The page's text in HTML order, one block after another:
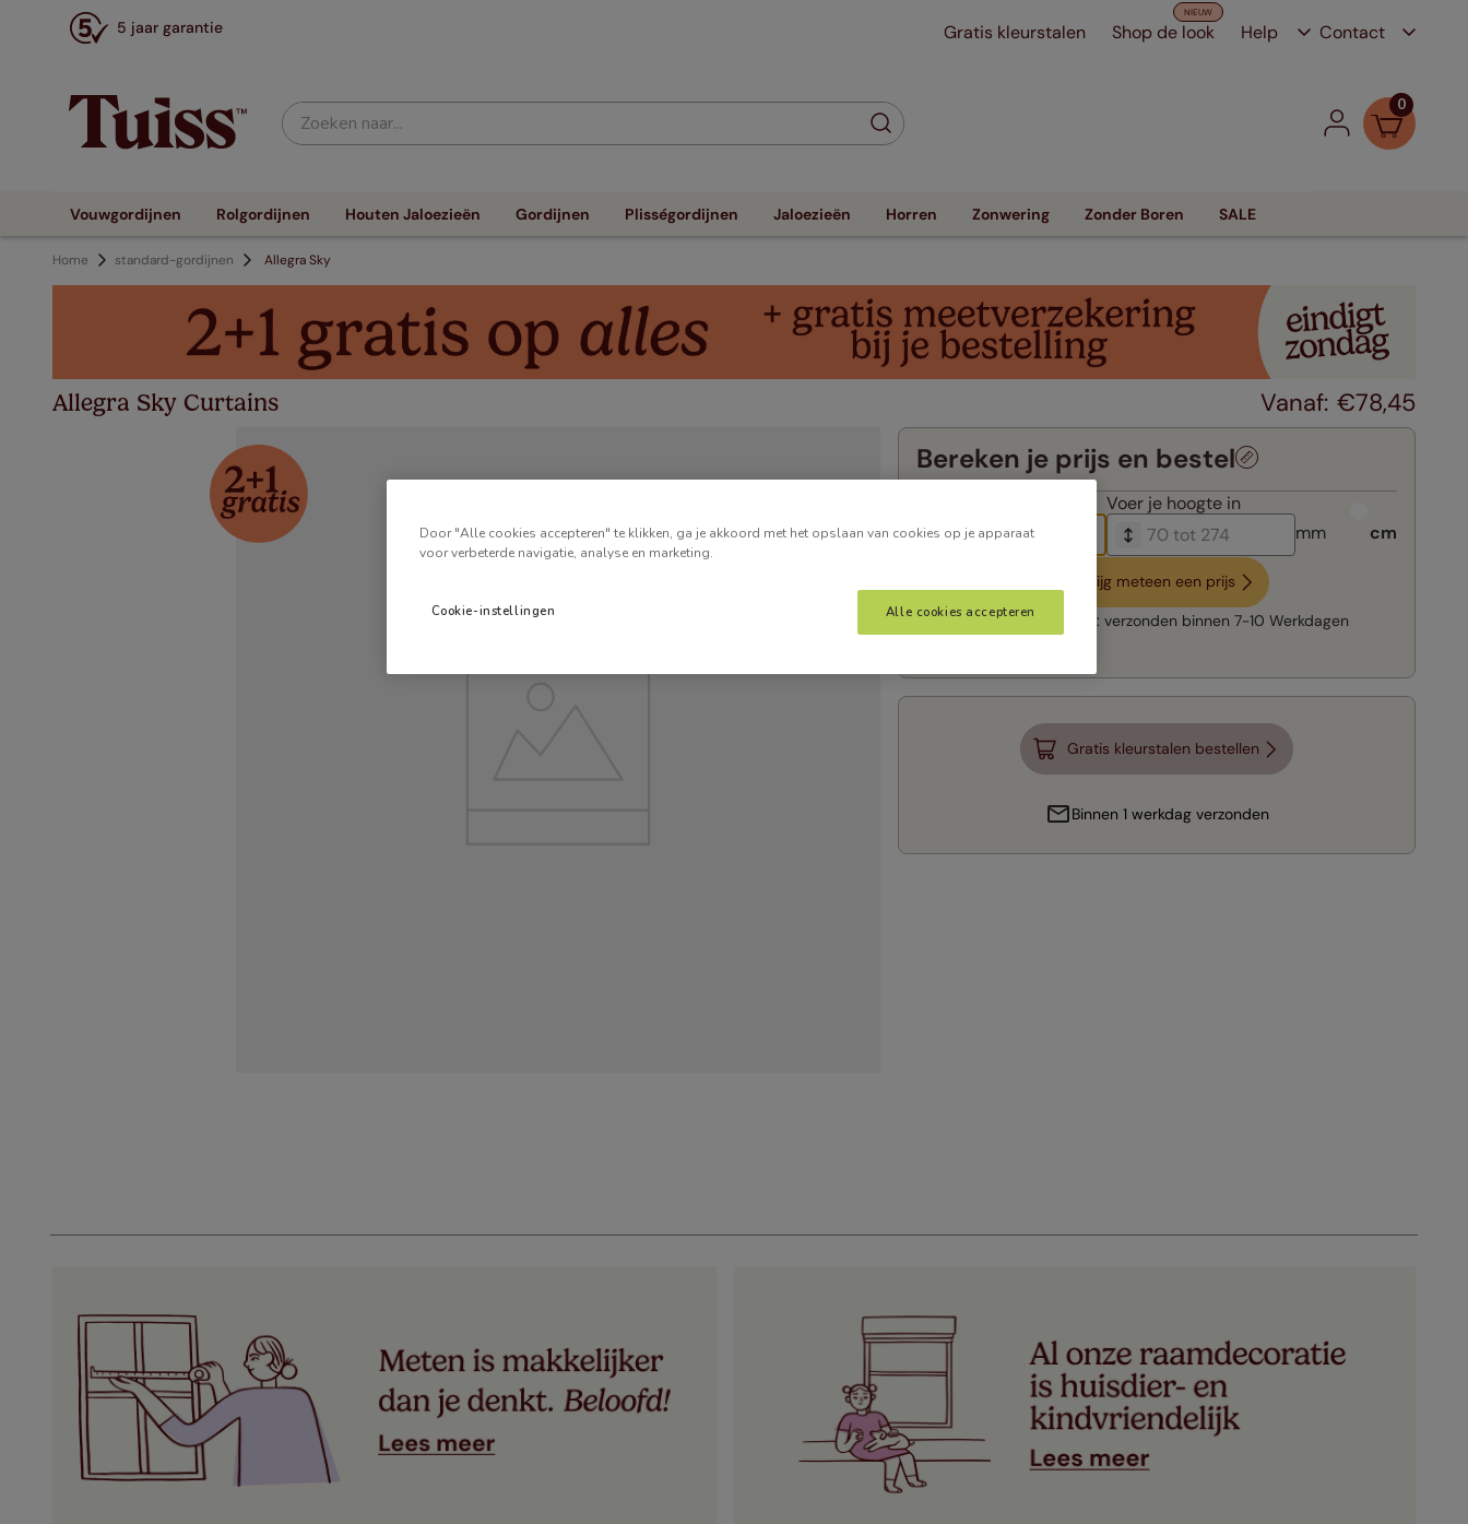
5 jaar garantie Gratis kleurstalen Shop de look Help Contact
Zoeken naar... 0
Vouwgordijnen Rolgordijnen Houten Jaloezieën Gordijnen Plisségordijnen Jaloezieën Horren Zonwering Zonder Boren SALE
Home standard-gordijnen Allegra Sky
Allegra Sky Curtains €78,45
Bereken je prijs en bestel
Voer je hoogte in
mm
cm
Krijg meteen een prijs
Snelle levering: verzonden binnen 7-10 Werkdagen
Gratis kleurstalen bestellen
Binnen 1 werkdag verzonden
Door "Alle cookies accepteren" te klikken, ga je akkoord met het opslaan van cookies op je apparaat
voor verbeterde navigatie, analyse en marketing.
Cookie-instellingen Alle cookies accepteren